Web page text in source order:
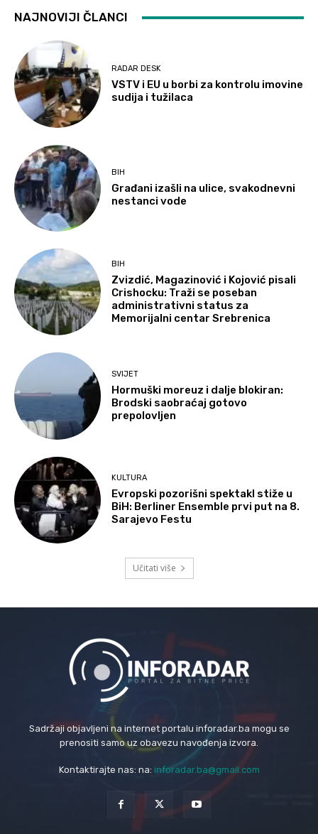
NAJNOVIJI ČLANCI
RADAR DESK
VSTV i EU u borbi za kontrolu imovine
sudija i tužilaca
BIH
Građani izašli na ulice, svakodnevni
nestanci vode
BIH
Zvizdić, Magazinović i Kojović pisali
Crishocku: Traži se poseban
administrativni status za
Memorijalni centar Srebrenica
SVIJET
Hormuški moreuz i dalje blokiran:
Brodski saobraćaj gotovo
prepolovljen
KULTURA
Evropski pozorišni spektakl stiže u
BiH: Berliner Ensemble prvi put na 8.
Sarajevo Festu
Učitati više
Sadržaji objavljeni na internet portalu inforadar.ba mogu se
prenositi samo uz obavezu navođenja izvora.
Kontaktirajte nas: na: inforadar.ba@gmail.com